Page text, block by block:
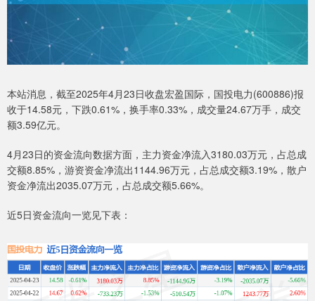
本站消息，截至2025年4月23日收盘宏盈国际，国投电力(600886)报
收于14.58元，下跌0.61%，换手率0.33%，成交量24.67万手，成交
额3.59亿元。
4月23日的资金流向数据方面，主力资金净流入3180.03万元，占总成
交额8.85%，游资资金净流出1144.96万元，占总成交额3.19%，散户
资金净流出2035.07万元，占总成交额5.66%。
近5日资金流向一览见下表：